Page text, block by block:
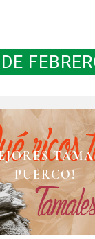
PUERCO!
DE ARROZ